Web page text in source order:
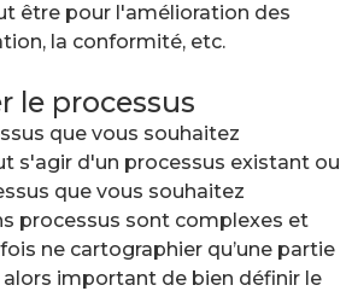
être pour l'amélioration des
la conformité, etc.
le processus
que vous souhaitez
s'agir d'un processus existant ou
que vous souhaitez
processus sont complexes et
ne cartographier qu’une partie
alors important de bien définir le